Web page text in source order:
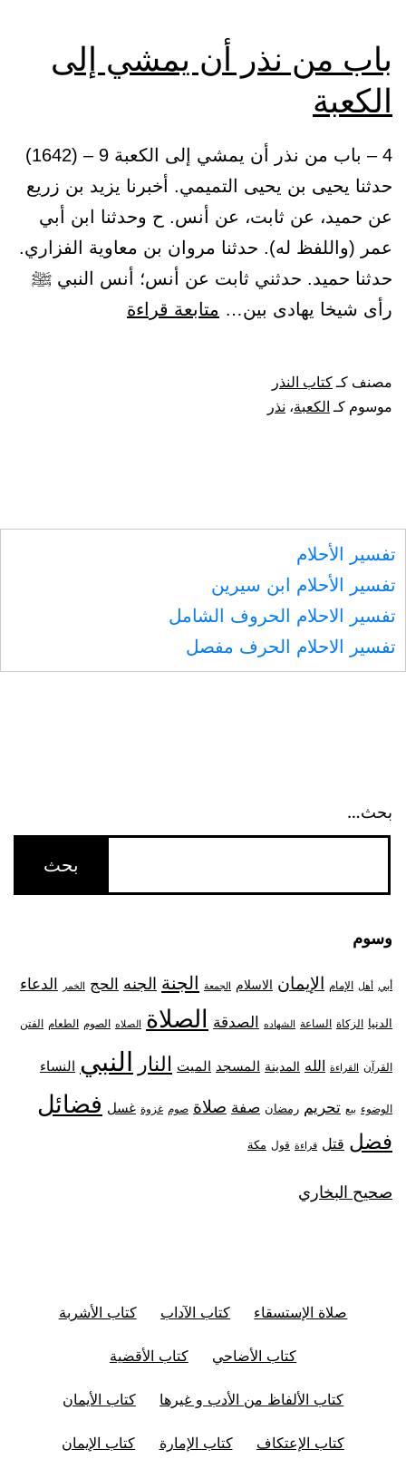
يملك
باب من نذر أن يمشي إلى
الكعبة
4 – باب من نذر أن يمشي إلى الكعبة 9 – (1642)
حدثنا يحيى بن يحيى التميمي. أخبرنا يزيد بن زريع
عن حميد، عن ثابت، عن أنس. ح وحدثنا ابن أبي
عمر (واللفظ له). حدثنا مروان بن معاوية الفزاري.
حدثنا حميد. حدثني ثابت عن أنس؛ أنس النبي ﷺ
رأى شيخا يهادى بين… متابعة قراءة
مصنف كـ كتاب النذر
موسوم كـ الكعبة، نذر
تفسير الأحلام
تفسير الأحلام ابن سيرين
تفسير الاحلام الحروف الشامل
تفسير الاحلام الحرف مفصل
بحث…
وسوم
أبي أهل الإمام الإيمان الاسلام الجمعة الجنة الجنه الحج الخمر الدعاء
الدنيا الزكاة الساعة الشهاده الصدقة الصلاة الصلاه الصوم الطعام الفتن
القرآن القراءة الله المدينة المسجد الميت النار النبي النساء
الوضوء بيع تحريم رمضان صفة صلاة صوم غزوة غسل فضائل
فضل قتل قراءة قول مكة
صحيح البخاري
صلاة الإستسقاء كتاب الآداب كتاب الأشربة
كتاب الأضاحي كتاب الأقضية
كتاب الألفاظ من الأدب و غيرها كتاب الأيمان
كتاب الإعتكاف كتاب الإمارة كتاب الإيمان